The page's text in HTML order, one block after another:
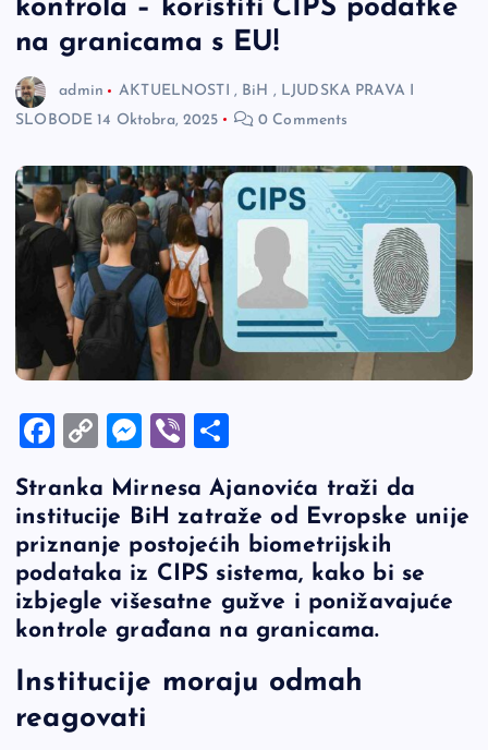
kontrola – koristiti CIPS podatke
na granicama s EU!
admin AKTUELNOSTI , BiH , LJUDSKA PRAVA I
SLOBODE 14 Oktobra, 2025 0 Comments
F
c
e
b
o
o
k
C
p
y
Li
n
k
M
se
n
g
er
Vi
er ar
e
Stranka Mirnesa Ajanovića traži da
institucije BiH zatraže od Evropske unije
priznanje postojećih biometrijskih
podataka iz CIPS sistema, kako bi se
izbjegle višesatne gužve i ponižavajuće
kontrole građana na granicama.
Institucije moraju odmah
reagovati